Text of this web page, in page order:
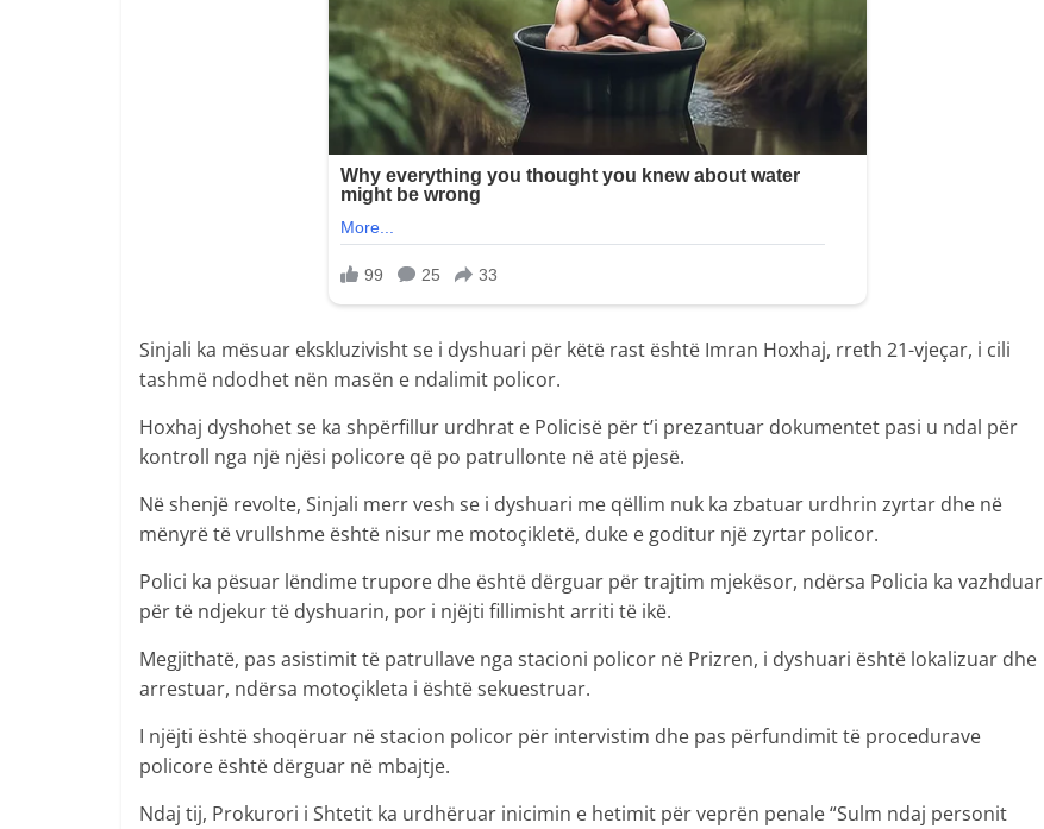
Sinjali ka mësuar ekskluzivisht se i dyshuari për këtë rast është Imran Hoxhaj, rreth 21-vjeçar, i cili
tashmë ndodhet nën masën e ndalimit policor.
Hoxhaj dyshohet se ka shpërfillur urdhrat e Policisë për t’i prezantuar dokumentet pasi u ndal për
kontroll nga një njësi policore që po patrullonte në atë pjesë.
Në shenjë revolte, Sinjali merr vesh se i dyshuari me qëllim nuk ka zbatuar urdhrin zyrtar dhe në
mënyrë të vrullshme është nisur me motoçikletë, duke e goditur një zyrtar policor.
Polici ka pësuar lëndime trupore dhe është dërguar për trajtim mjekësor, ndërsa Policia ka vazhduar
për të ndjekur të dyshuarin, por i njëjti fillimisht arriti të ikë.
Megjithatë, pas asistimit të patrullave nga stacioni policor në Prizren, i dyshuari është lokalizuar dhe
arrestuar, ndërsa motoçikleta i është sekuestruar.
I njëjti është shoqëruar në stacion policor për intervistim dhe pas përfundimit të procedurave
policore është dërguar në mbajtje.
Ndaj tij, Prokurori i Shtetit ka urdhëruar inicimin e hetimit për veprën penale “Sulm ndaj personit